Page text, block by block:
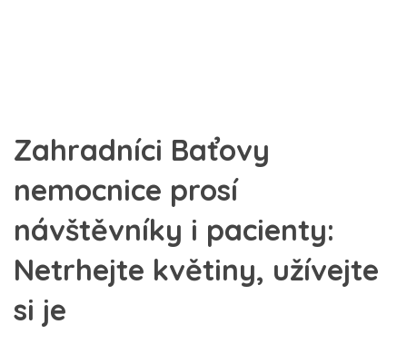
Zahradníci Baťovy
nemocnice prosí
návštěvníky i pacienty:
Netrhejte květiny, užívejte
si je